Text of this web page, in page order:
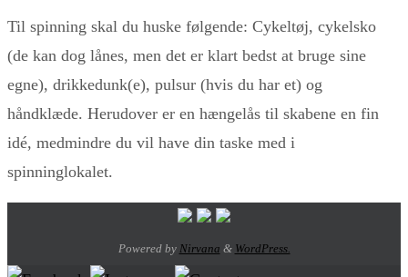
Til spinning skal du huske følgende: Cykeltøj, cykelsko
(de kan dog lånes, men det er klart bedst at bruge sine
egne), drikkedunk(e), pulsur (hvis du har et) og
håndklæde. Herudover er en hængelås til skabene en fin
idé, medmindre du vil have din taske med i
spinninglokalet.
Powered by Nirvana & WordPress.